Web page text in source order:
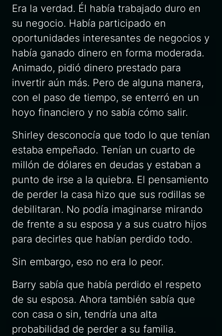
Era la verdad. Él había trabajado duro en
su negocio. Había participado en
oportunidades interesantes de negocios y
había ganado dinero en forma moderada.
Animado, pidió dinero prestado para
invertir aún más. Pero de alguna manera,
con el paso de tiempo, se enterró en un
hoyo financiero y no sabía cómo salir.
Shirley desconocía que todo lo que tenían
estaba empeñado. Tenían un cuarto de
millón de dólares en deudas y estaban a
punto de irse a la quiebra. El pensamiento
de perder la casa hizo que sus rodillas se
debilitaran. No podía imaginarse mirando
de frente a su esposa y a sus cuatro hijos
para decirles que habían perdido todo.
Sin embargo, eso no era lo peor.
Barry sabía que había perdido el respeto
de su esposa. Ahora también sabía que
con casa o sin, tendría una alta
probabilidad de perder a su familia.